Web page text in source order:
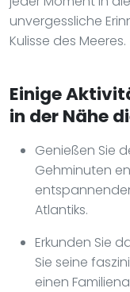
unvergessliche
Kulisse des Meeres.
Einige
in der Nähe
Genießen Sie
Gehminuten
Atlantiks.
Erkunden Sie
Sie seine
einen